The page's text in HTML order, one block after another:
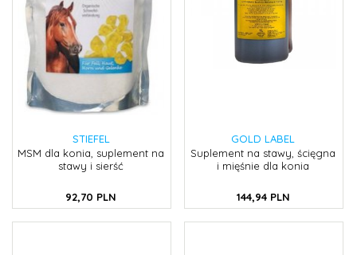
STIEFEL
MSM dla konia, suplement na
stawy i sierść
92,70 PLN
GOLD LABEL
Suplement na stawy, ścięgna
i mięśnie dla konia
144,94 PLN